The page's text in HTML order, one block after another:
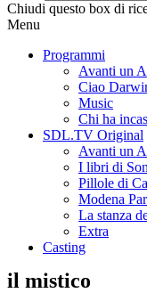
Chiudi questo box di
Menu
Programmi
Avanti un
Ciao
Music
Chi ha
SDL.TV Original
Avanti un
I libri di
Pillole di
Modena
La stanza
Extra
Casting
il mistico